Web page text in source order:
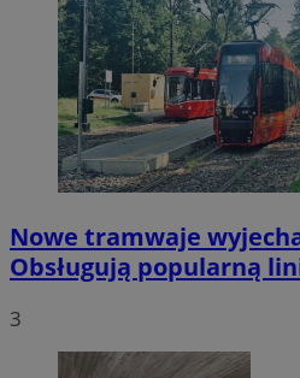
Nowe tramwaje
Obsługują popularną
3